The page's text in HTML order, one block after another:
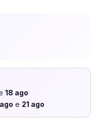
18 ago
e 21 ago